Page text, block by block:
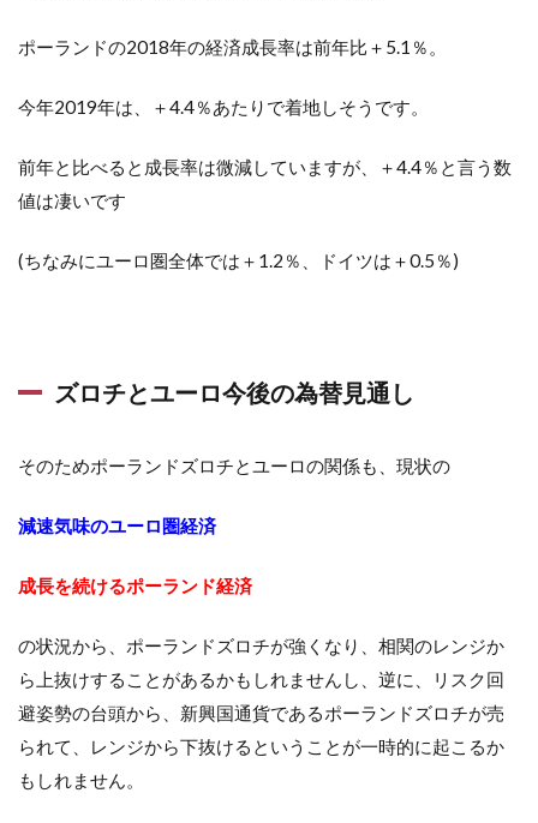
ポーランドの2018年の経済成長率は前年比＋5.1％。
今年2019年は、＋4.4％あたりで着地しそうです。
前年と比べると成長率は微減していますが、＋4.4％と言う数
値は凄いです
(ちなみにユーロ圏全体では＋1.2％、ドイツは＋0.5％)
ズロチとユーロ今後の為替見通し
そのためポーランドズロチとユーロの関係も、現状の
減速気味のユーロ圏経済
成長を続けるポーランド経済
の状況から、ポーランドズロチが強くなり、相関のレンジか
ら上抜けすることがあるかもしれませんし、逆に、リスク回
避姿勢の台頭から、新興国通貨であるポーランドズロチが売
られて、レンジから下抜けるということが一時的に起こるか
もしれません。